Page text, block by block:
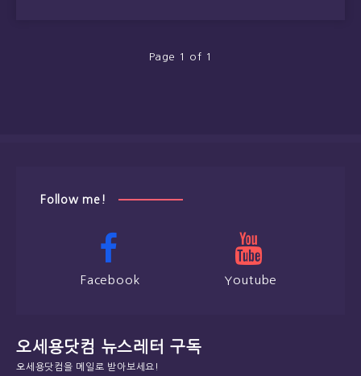
Page 1 of 1
Follow me!
Facebook Youtube
오세용닷컴 뉴스레터 구독
오세용닷컴을 메일로 받아보세요!